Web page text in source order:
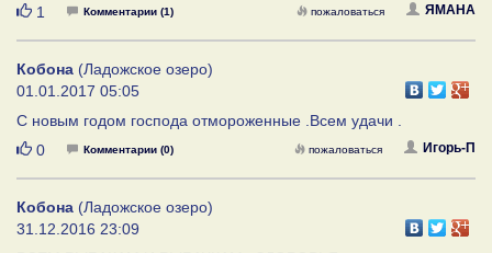
Нравится
1 Комментарии (1) ЯMAHA
пожаловаться
Кобона (Ладожское озеро)
01.01.2017 05:05
С новым годом господа отмороженные .Всем удачи .
Нравится
0 Комментарии (0) Игорь-П
пожаловаться
Кобона (Ладожское озеро)
31.12.2016 23:09